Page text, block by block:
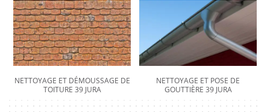
NETTOYAGE ET DÉMOUSSAGE DE
TOITURE 39 JURA
NETTOYAGE ET POSE DE
GOUTTIÈRE 39 JURA